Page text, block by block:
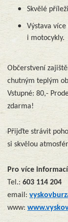
Skvělé
Výstava
i motocykly.
Občerstvení
chutným teplým
Vstupné: 80,-
zdarma!
Přijďte strávit
si skvělou
Pro více
Tel.: 603 114 204
email:
www: